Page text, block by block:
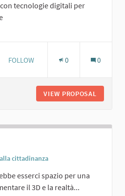
tecnologie digitali per
8 FOLLOWERS
FOLLOW 0 0
VIEW PROPOSAL
cittadinanza
esserci spazio per una
il 3D e la realtà...